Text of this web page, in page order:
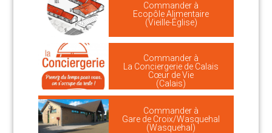
Commander à
Ecopôle Alimentaire
(Vieille-Église)
Commander à
La Conciergerie de Calais
Cœur de Vie
(Calais)
Commander à
Gare de Croix/Wasquehal
(Wasquehal)